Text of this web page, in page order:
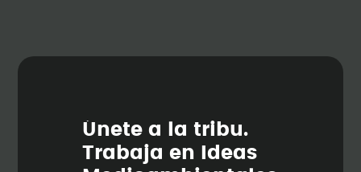
Únete a la tribu.
Trabaja en Ideas